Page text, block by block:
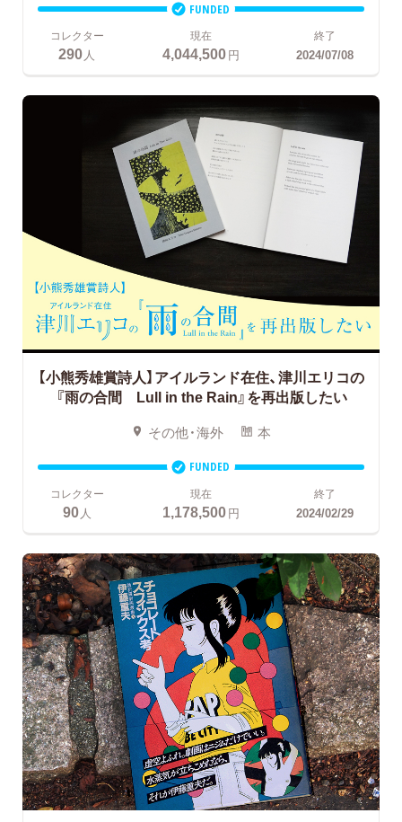
FUNDED
コレクター
290人
現在
4,044,500円
終了
2024/07/08
【小熊秀雄賞詩人】アイルランド在住、津川エリコの
『雨の合間 Lull in the Rain』を再出版したい
その他・海外 本
FUNDED
コレクター
90人
現在
1,178,500円
終了
2024/02/29